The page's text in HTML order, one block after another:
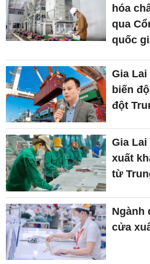
hóa
qua
quốc
Gia
biến
đột
Gia
xuất
từ
Ngành
cửa